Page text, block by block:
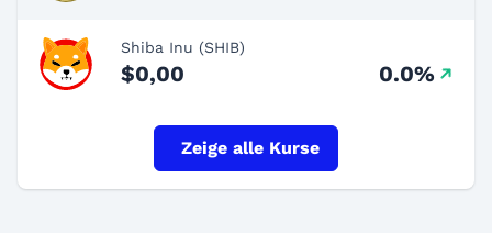
Shiba Inu (SHIB)
$0,00 0.0%
Zeige alle Kurse